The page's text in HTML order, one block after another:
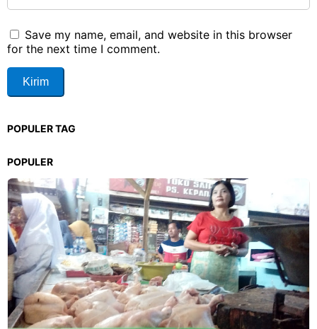
Save my name, email, and website in this browser
for the next time I comment.
POPULER TAG
POPULER